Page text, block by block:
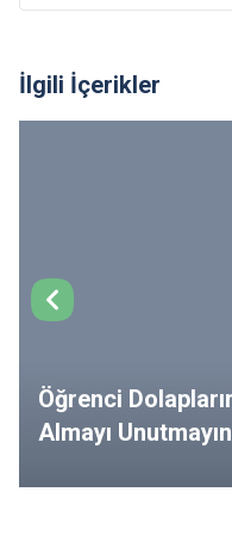
İlgili İçerikler
Öğrenci
Almayı